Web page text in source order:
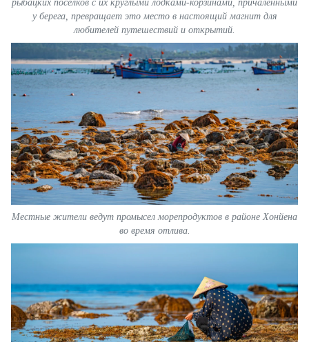
рыбацких поселков с их круглыми лодками-корзинами, причаленными
у берега, превращает это место в настоящий магнит для
любителей путешествий и открытий.
Местные жители ведут промысел морепродуктов в районе Хонйена
во время отлива.